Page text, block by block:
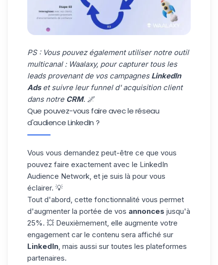
PS : Vous pouvez également utiliser notre outil
multicanal : Waalaxy, pour capturer tous les
leads provenant de vos campagnes LinkedIn
Adset suivre leur funnel d' acquisition client
dans notre CRM. 🌌
Que pouvez-vous faire avec le réseau
d'audience LinkedIn ?
Vous vous demandez peut-être ce que vous
pouvez faire exactement avec le LinkedIn
Audience Network, et je suis là pour vous
éclairer. 💡
Tout d'abord, cette fonctionnalité vous permet
d'augmenter la portée de vos annonces jusqu'à
25%. 💥 Deuxièmement, elle augmente votre
engagement car le contenu sera affiché sur
LinkedIn, mais aussi sur toutes les plateformes
partenaires.